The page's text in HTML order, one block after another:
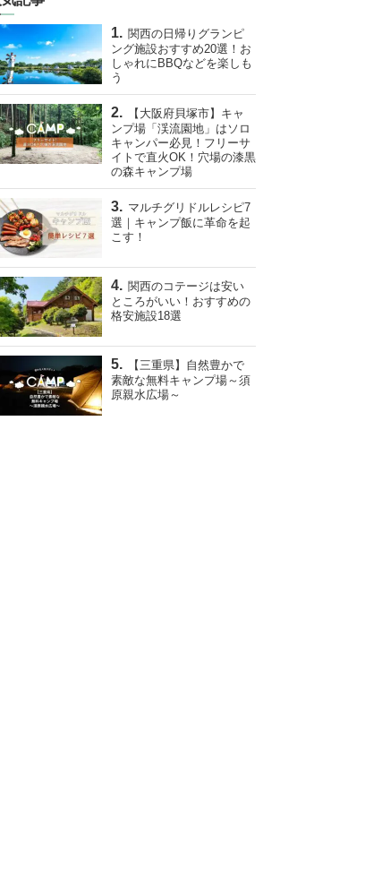
関西の日帰りグランピ
ング施設おすすめ20選！お
しゃれにBBQなどを楽しも
う
【大阪府貝塚市】キャ
ンプ場「渓流園地」はソロ
キャンパー必見！フリーサ
イトで直火OK！穴場の漆黒
の森キャンプ場
マルチグリドルレシピ7
選｜キャンプ飯に革命を起
こす！
関西のコテージは安い
ところがいい！おすすめの
格安施設18選
【三重県】自然豊かで
素敵な無料キャンプ場～須
原親水広場～